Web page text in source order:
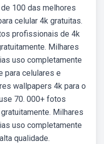
100 das melhores
celular 4k gratuitas.
profissionais de 4k
Milhares
uso completamente
para celulares e
wallpapers 4k para o
70. 000+ fotos
Milhares
uso completamente
qualidade.